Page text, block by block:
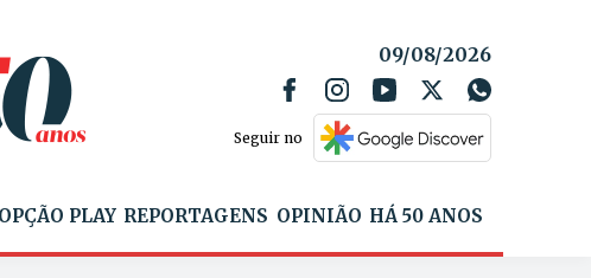
09/08/2026
Seguir no
OPÇÃO PLAY REPORTAGENS OPINIÃO HÁ 50 ANOS